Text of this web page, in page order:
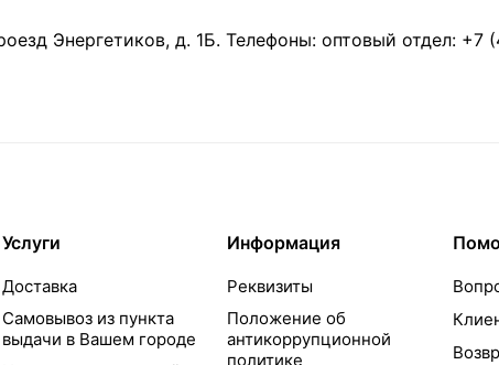
Энергетиков, д. 1Б. Телефоны: оптовый отдел: +7
Услуги
Доставка
Самовывоз из пункта
выдачи в Вашем городе
Информация
Реквизиты
Положение об
антикоррупционной
политике